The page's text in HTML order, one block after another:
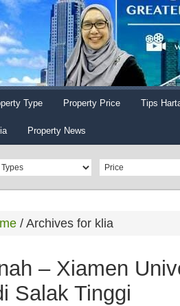
Type Property Price Tips
Property News
/ Archives for klia
– Xiamen
Salak Tinggi